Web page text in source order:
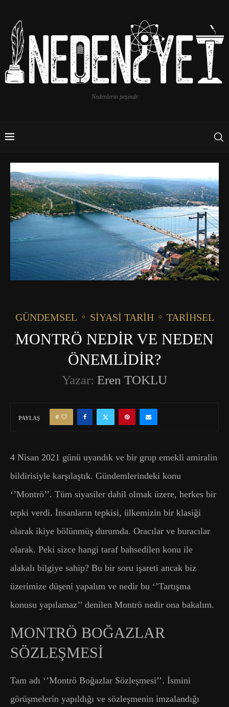
Nedenlerin peşinde
GÜNDEMSEL SIYASI TARIH TARIHSEL
MONTRÖ NEDİR VE NEDEN
ÖNEMLİDİR?
Yazar: Eren TOKLU
PAYLAŞ 0
4 Nisan 2021 günü uyandık ve bir grup emekli amiralin
bildirisiyle karşılaştık. Gündemlerindeki konu
‘’Montrö’’. Tüm siyasiler dahil olmak üzere, herkes bir
tepki verdi. İnsanların tepkisi, ülkemizin bir klasiği
olarak ikiye bölünmüş durumda. Oracılar ve buracılar
olarak. Peki sizce hangi taraf bahsedilen konu ile
alakalı bilgiye sahip? Bu bir soru işareti ancak biz
üzerimize düşeni yapalım ve nedir bu ‘’Tartışma
konusu yapılamaz’’ denilen Montrö nedir ona bakalım.
MONTRÖ BOĞAZLAR
SÖZLEŞMESİ
Tam adı ‘’Montrö Boğazlar Sözleşmesi’’. İsmini
görüşmelerin yapıldığı ve sözleşmenin imzalandığı